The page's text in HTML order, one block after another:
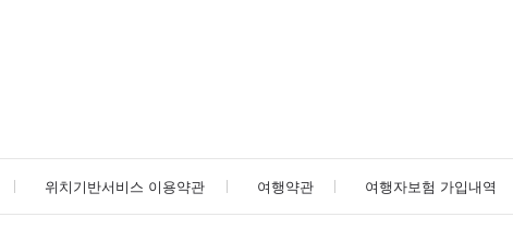
위치기반서비스 이용약관 여행약관 여행자보험 가입내역